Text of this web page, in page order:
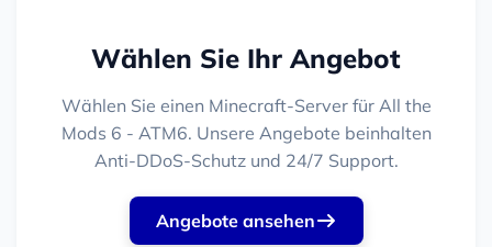
Wählen Sie Ihr Angebot
Wählen Sie einen Minecraft-Server für All the
Mods 6 - ATM6. Unsere Angebote beinhalten
Anti-DDoS-Schutz und 24/7 Support.
Angebote ansehen